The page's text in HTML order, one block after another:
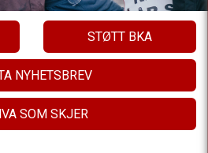
STØTT BKA
NYHETSBREV
SOM SKJER